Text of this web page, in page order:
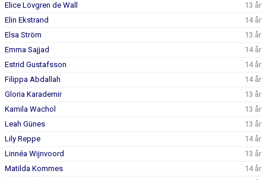
Elice Lövgren de Wall
13 år
Elin Ekstrand
14 år
Elsa Ström
13 år
Emma Sajjad
14 år
Estrid Gustafsson
14 år
Filippa Abdallah
14 år
Gloria Karademir
13 år
Kamila Wachol
13 år
Leah Günes
13 år
Lily Reppe
14 år
Linnéa Wijnvoord
13 år
Matilda Kommes
14 år